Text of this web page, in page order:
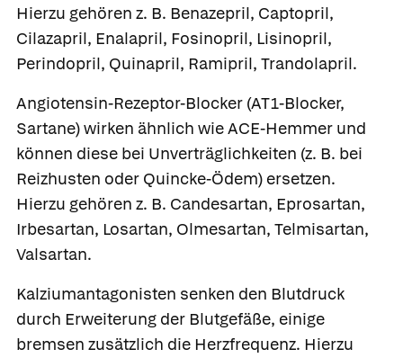
Hierzu gehören z. B. Benazepril, Captopril,
Cilazapril, Enalapril, Fosinopril, Lisinopril,
Perindopril, Quinapril, Ramipril, Trandolapril.
Angiotensin-Rezeptor-Blocker (AT1-Blocker,
Sartane) wirken ähnlich wie ACE-Hemmer und
können diese bei Unverträglichkeiten (z. B. bei
Reizhusten oder Quincke-Ödem) ersetzen.
Hierzu gehören z. B. Candesartan, Eprosartan,
Irbesartan, Losartan, Olmesartan, Telmisartan,
Valsartan.
Kalziumantagonisten senken den Blutdruck
durch Erweiterung der Blutgefäße, einige
bremsen zusätzlich die Herzfrequenz. Hierzu